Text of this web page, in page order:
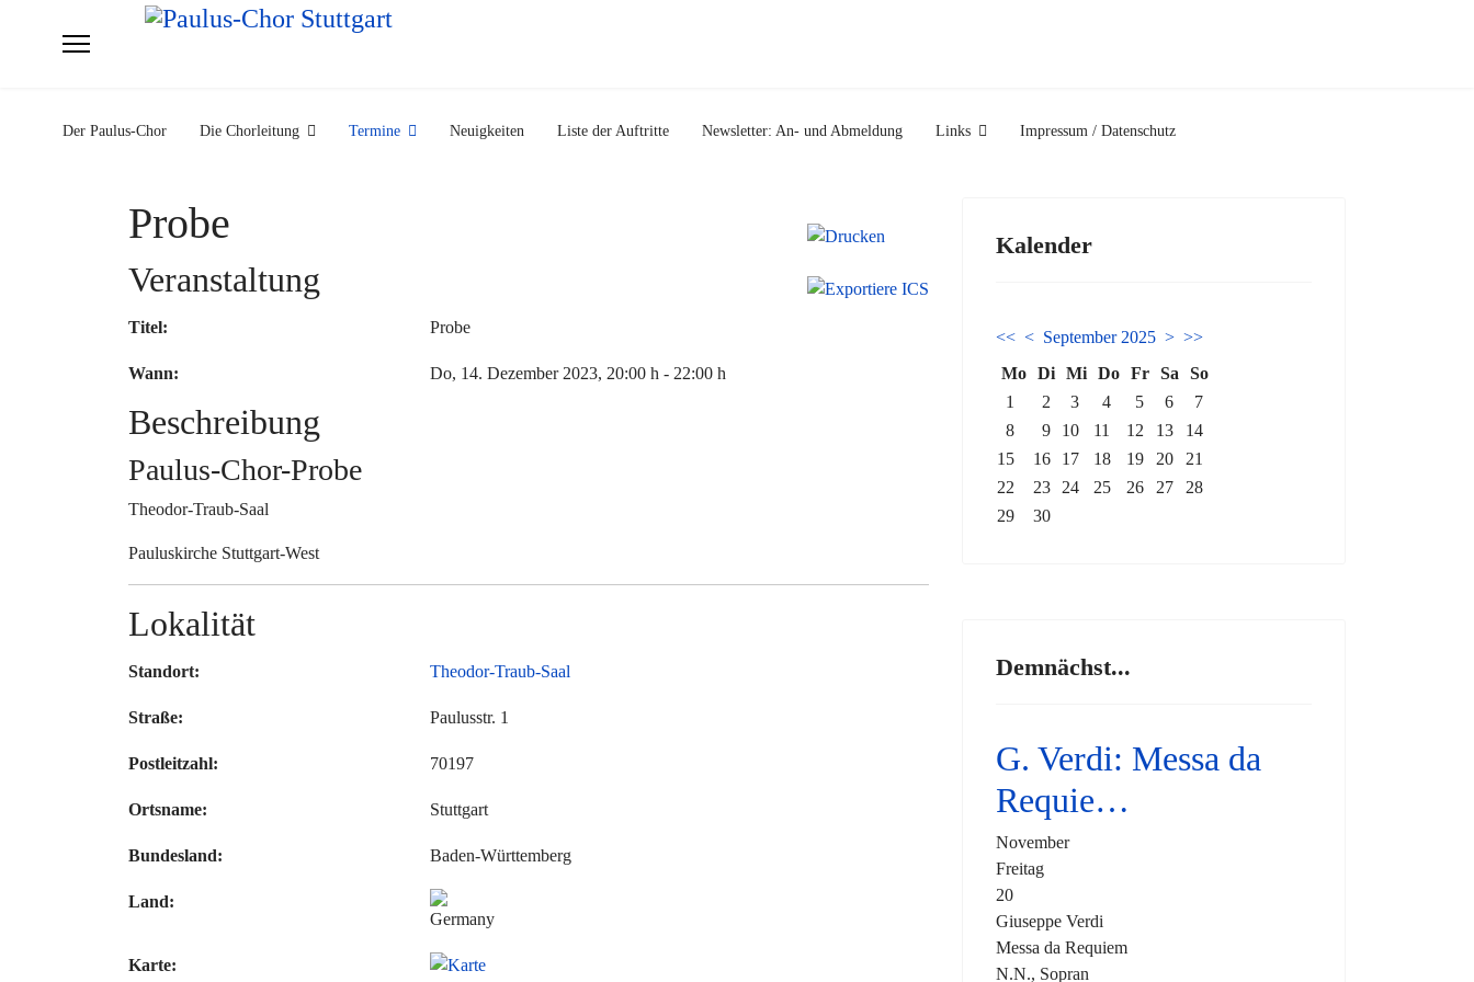
Der Paulus-Chor Die Chorleitung Termine Neuigkeiten Liste der Auftritte Newsletter: An- und Abmeldung Links Impressum / Datenschutz
Probe
Veranstaltung
Titel: Probe
Wann: Do, 14. Dezember 2023, 20:00 h - 22:00 h
Beschreibung
Paulus-Chor-Probe
Theodor-Traub-Saal
Pauluskirche Stuttgart-West
Lokalität
Standort: Theodor-Traub-Saal
Straße: Paulusstr. 1
Postleitzahl: 70197
Ortsname: Stuttgart
Bundesland: Baden-Württemberg
Land:
Karte:
Kalender
<< < September 2025 > >>
Mo Di Mi Do Fr Sa
So
1
2 3 4 5 6
7
8
9 10 11 12 13
14
15
16 17 18 19 20
21
22
23 24 25 26 27
28
29
30
Demnächst...
G. Verdi: Messa da
Requie…
November
Freitag
20
Giuseppe Verdi
Messa da Requiem
N.N., Sopran